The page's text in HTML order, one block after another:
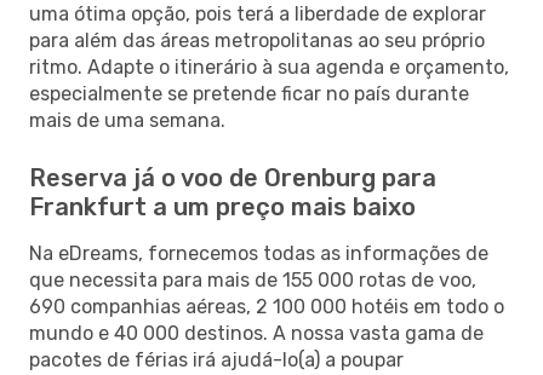
uma ótima opção, pois terá a liberdade de explorar
para além das áreas metropolitanas ao seu próprio
ritmo. Adapte o itinerário à sua agenda e orçamento,
especialmente se pretende ficar no país durante
mais de uma semana.
Reserva já o voo de Orenburg para
Frankfurt a um preço mais baixo
Na eDreams, fornecemos todas as informações de
que necessita para mais de 155 000 rotas de voo,
690 companhias aéreas, 2 100 000 hotéis em todo o
mundo e 40 000 destinos. A nossa vasta gama de
pacotes de férias irá ajudá-lo(a) a poupar